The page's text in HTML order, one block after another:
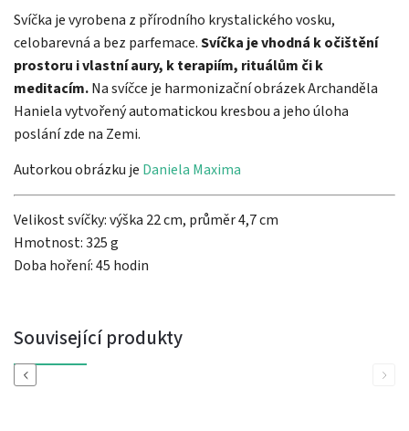
Svíčka je vyrobena z přírodního krystalického vosku,
celobarevná a bez parfemace.Svíčka je vhodná k očištění
prostoru i vlastní aury, k terapiím, rituálům či k
meditacím.Na svíčce je harmonizační obrázek Archanděla
Haniela vytvořený automatickou kresbou a jeho úloha
poslání zde na Zemi.
Autorkou obrázku je Daniela Maxima
Velikost svíčky: výška 22 cm, průměr 4,7 cm
Hmotnost: 325 g
Doba hoření: 45 hodin
Související produkty
Previous Next